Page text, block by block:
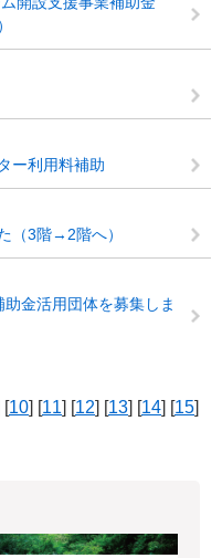
ー利用料補助
（3階→2階へ）
金活用団体を募集しま
[10] [11] [12] [13] [14] [15]